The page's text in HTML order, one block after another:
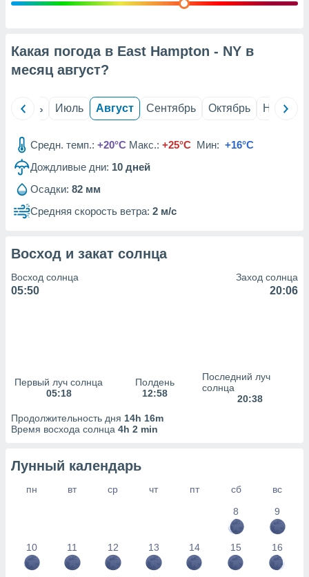
данных
рекламы
сведения
Какая погода в East Hampton - NY в
месяц август?
Июнь Июль Август Сентябрь Октябрь Ноябрь
Средн. темп.: +20°C Макс.: +25°C Мин: +16°C
Дождливые дни: 10 дней
Осадки: 82 мм
Средняя скорость ветра: 2 м/с
Восход и закат солнца
Восход солнца
05:50
Заход солнца
20:06
Первый луч солнца
05:18
Полдень
12:58
Последний луч
солнца
20:38
Продолжительность дня 14h 16m
Время восхода солнца 4h 2 min
Лунный календарь
пн вт ср чт пт сб
вс
8
9
10 11 12 13 14 15 16